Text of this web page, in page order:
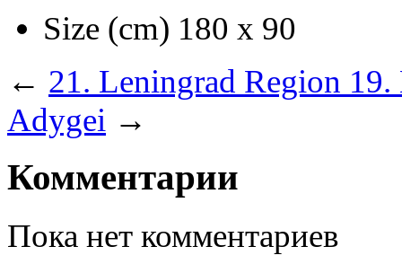
Size (cm) 180 х 90
← 21. Leningrad Region 19.
Adygei →
Комментарии
Пока нет комментариев